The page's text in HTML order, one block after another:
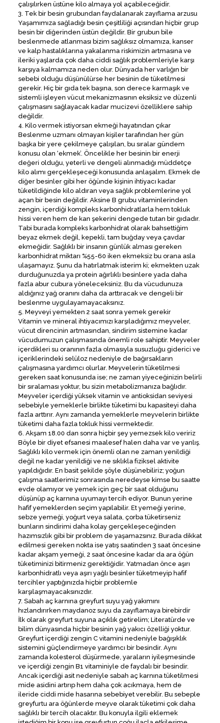
çalışılırken üstüne kilo almaya yol açabileceğidir.
3. Tek bir besin grubundan faydalanarak zayıflama arzusu
Yaşamımıza sağladığı besin çeşitliliği açısından hiçbir grup
besin bir diğerinden üstün değildir. Bir grubun bile
beslenmede atlanması bizim sağlıksız olmamıza, kanser
ve kalp hastalıklarına yakalanma riskimizin artmasına ve
ileriki yaşlarda çok daha ciddi sağlık problemleriyle karşı
karşıya kalmamıza neden olur. Dünyada her varlığın bir
sebebi olduğu düşünülürse her besinin de tüketilmesi
gerekir. Hiç bir gıda tek başına, son derece karmaşık ve
sistemli işleyen vücut mekanizmasının eksiksiz ve düzenli
çalışmasını sağlayacak kadar mucizevi özelliklere sahip
değildir.
4. Kilo vermek istiyorsan ekmeği hayatından çıkar
Beslenme uzmanı olmayan kişiler tarafından her gün
başka bir yere çekilmeye çalışılan, bu sıralar gündem
konusu olan ‘ekmek’. Öncelikle her besinin bir enerji
değeri olduğu, yeterli ve dengeli alınmadığı müddetçe
kilo alımı gerçekleşeceği konusunda anlaşalım. Ekmek de
diğer besinler gibi her öğünde kişinin ihtiyacı kadar
tüketildiğinde kilo aldıran veya sağlık problemlerine yol
açan bir besin değildir. Aksine B grubu vitaminlerinden
zengin, içerdiği kompleks karbonhidratlarla hem tokluk
hissi veren hem de kan şekerini dengede tutan bir gıdadır.
Tabi burada kompleks karbonhidrat olarak bahsettiğim
beyaz ekmek değil, kepekli, tam buğday veya çavdar
ekmeğidir. Sağlıklı bir insanın günlük alması gereken
karbonhidrat miktarı %55-60 iken ekmeksiz bu orana asla
ulaşamayız. Şunu da hatırlatmak isterim ki; ekmekten uzak
durduğunuzda ya protein ağırlıklı besinlere yada daha
fazla abur cubura yöneleceksiniz. Bu da vücudunuza
aldığınız yağ oranını daha da arttıracak ve dengeli bir
beslenme uygulayamayacaksınız.
5. Meyveyi yemekten 2 saat sonra yemek gerekir
Vitamin ve mineral ihtiyacımızı karşıladığımız meyveler,
vücut direncinin artmasından, sindirim sistemine kadar
vücudumuzun çalışmasında önemli role sahiptir. Meyveler
içerdikleri su oranının fazla olmasıyla susuzluğu giderici ve
içeriklerindeki selüloz nedeniyle de bağırsakların
çalışmasına yardımcı olurlar. Meyvelerin tüketilmesi
gereken saat konusunda ise; ne zaman yiyeceğinizin belirli
bir sıralaması yoktur, bu sizin metabolizmanıza bağlıdır.
Meyveler içerdiği yüksek vitamin ve antioksidan seviyesi
sebebiyle yemeklerle birlikte tüketimi bu kapasiteyi daha
fazla arttırır. Aynı zamanda yemeklerle meyvelerin birlikte
tüketimi daha fazla tokluk hissi vermektedir.
6. Akşam 18.00 dan sonra hiçbir şey yemezsek kilo veririz
Böyle bir diyet efsanesi maalesef halen daha var ve yanlış.
Sağlıklı kilo vermek için önemli olan ne zaman yenildiği
değil ne kadar yenildiği ve ne sıklıkla fiziksel aktivite
yapıldığıdır. En basit şekilde şöyle düşünebiliriz; yoğun
çalışma saatlerimiz sonrasında neredeyse kimse bu saatte
evde olamıyor ve yemek için geç bir saat olduğunu
düşünüp aç karnına uyumayı tercih ediyor. Bunun yerine
hafif yemeklerden seçim yapılabilir. Et yemeği yerine,
sebze yemeği, yoğurt veya salata, çorba tüketirseniz
bunların sindirimi daha kolay gerçekleşeceğinden
hazımsızlık gibi bir problem de yaşamazsınız. Burada dikkat
edilmesi gereken nokta ise yatış saatinden 3 saat öncesine
kadar akşam yemeği, 2 saat öncesine kadar da ara öğün
tüketiminizi bitirmeniz gerektiğidir. Yatmadan önce aşırı
karbonhidratlı veya aşırı yağlı besinler tüketmeyip hafif
tercihler yaptığınızda hiçbir problemle
karşılaşmayacaksınızdır.
7. Sabah aç karnına greyfurt suyu yağ yakımını
hızlandırırken maydanoz suyu da zayıflamaya birebirdir
İlk olarak greyfurt suyuna açıklık getirelim; Literatürde ve
bilim dünyasında hiçbir besinin yağ yakıcı özelliği yoktur.
Greyfurt içerdiği zengin C vitamini nedeniyle bağışıklık
sistemini güçlendirmeye yardımcı bir besindir. Aynı
zamanda kolesterol düşürmede, yaraların iyileşmesinde
ve içerdiği zengin B1 vitaminiyle de faydalı bir besindir.
Ancak içerdiği asit nedeniyle sabah aç karnına tüketilmesi
mide asidini artırıp hem daha çok acıkmaya, hem de
ileride ciddi mide hasarına sebebiyet verebilir. Bu sebeple
greyfurtu ara öğünlerde meyve olarak tüketimi çok daha
sağlıklı bir tercih olacaktır. Bu konuyla ilgili eklemek